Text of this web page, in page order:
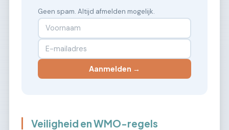
Geen spam. Altijd afmelden mogelijk.
Aanmelden →
Veiligheid en WMO-regels